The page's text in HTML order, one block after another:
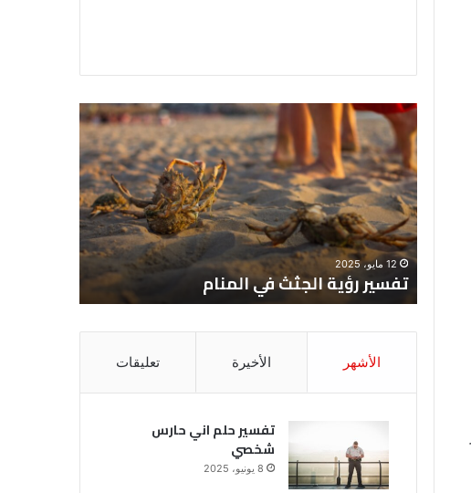
تفسير
رؤية
الجثث
في
المنام
12 مايو، 2025
تفسير رؤية الجثث في المنام
تفسير
اني
حارس
شخصي
الأشهر الأخيرة تعليقات
تفسير حلم اني حارس
شخصي
8 يونيو، 2025